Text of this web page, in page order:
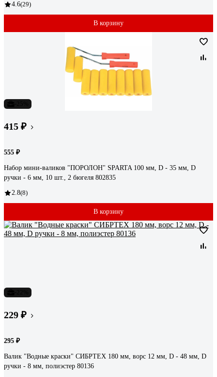
4.6(29)
В корзину
415 ₽
555 ₽
Набор мини-валиков "ПОРОЛОН" SPARTA 100 мм, D - 35 мм, D
ручки - 6 мм, 10 шт., 2 бюгеля 802835
2.8(8)
В корзину
229 ₽
295 ₽
Валик "Водные краски" СИБРТЕХ 180 мм, ворс 12 мм, D - 48 мм, D
ручки - 8 мм, полиэстер 80136